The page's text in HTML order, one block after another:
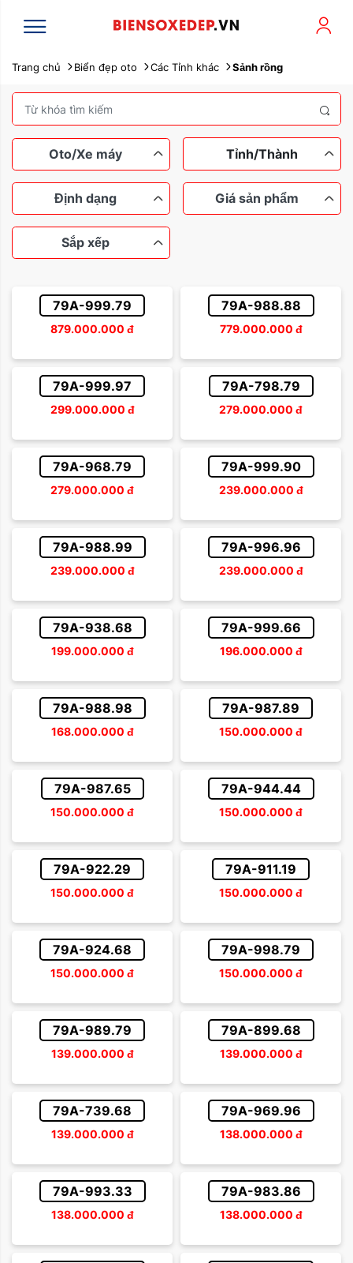
Trang chủ Biển đẹp oto Các Tỉnh khác Sảnh rồng
Oto/Xe máy
Xe máy Ô tô
Tỉnh/Thành
Định dạng
Lộc phát Thần tài
Giá sản phẩm
Từ 100 đến 200 triệu
Trên 500 triệu
Sắp xếp
Sắp xếp theo tên
Sắp xếp theo giá tăng dần
Sắp xếp theo giá giảm dần
79A-999.79
879.000.000 đ
79A-988.88
779.000.000 đ
79A-999.97
299.000.000 đ
79A-798.79
279.000.000 đ
79A-968.79
279.000.000 đ
79A-999.90
239.000.000 đ
79A-988.99
239.000.000 đ
79A-996.96
239.000.000 đ
79A-938.68
199.000.000 đ
79A-999.66
196.000.000 đ
79A-988.98
168.000.000 đ
79A-987.89
150.000.000 đ
79A-987.65
150.000.000 đ
79A-944.44
150.000.000 đ
79A-922.29
150.000.000 đ
79A-911.19
150.000.000 đ
79A-924.68
150.000.000 đ
79A-998.79
150.000.000 đ
79A-989.79
139.000.000 đ
79A-899.68
139.000.000 đ
79A-739.68
139.000.000 đ
79A-969.96
138.000.000 đ
79A-993.33
138.000.000 đ
79A-983.86
138.000.000 đ